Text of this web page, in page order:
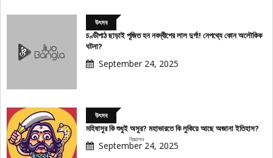
উৎসব
চণ্ডীপাঠ ছাড়াই পূজিত হন নবদ্বীপের লাল দুর্গা! নেপথ্যে কোন অলৌকিক
ঘটনা?
September 24, 2025
উৎসব
মহিষাসুর কি শুধুই অসুর? মহাভারতে কি লুকিয়ে আছে অজানা ইতিহাস?
September 24, 2025
বিজ্ঞাপন